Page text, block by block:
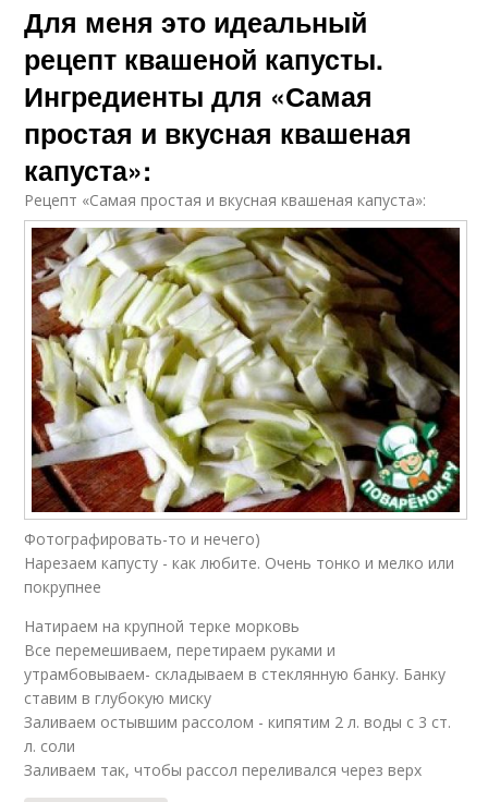
Для меня это идеальный
рецепт квашеной капусты.
Ингредиенты для «Самая
простая и вкусная квашеная
капуста»:
Рецепт «Самая простая и вкусная квашеная капуста»:
Фотографировать-то и нечего)
Нарезаем капусту - как любите. Очень тонко и мелко или
покрупнее
Натираем на крупной терке морковь
Все перемешиваем, перетираем руками и
утрамбовываем- складываем в стеклянную банку. Банку
ставим в глубокую миску
Заливаем остывшим рассолом - кипятим 2 л. воды с 3 ст.
л. соли
Заливаем так, чтобы рассол переливался через верх